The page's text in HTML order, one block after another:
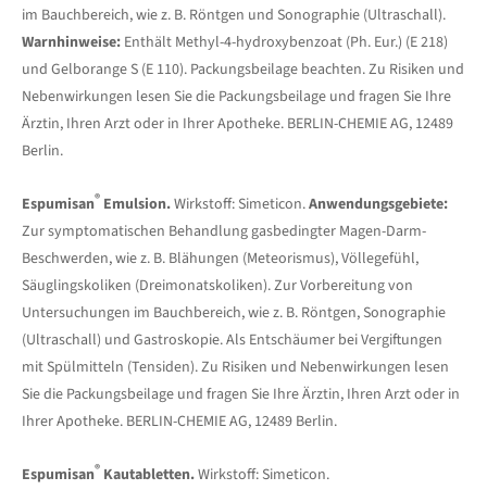
im Bauchbereich, wie z. B. Röntgen und Sonographie (Ultraschall).
Warnhinweise: Enthält Methyl-4-hydroxybenzoat (Ph. Eur.) (E 218)
und Gelborange S (E 110). Packungsbeilage beachten. Zu Risiken und
Nebenwirkungen lesen Sie die Packungsbeilage und fragen Sie Ihre
Ärztin, Ihren Arzt oder in Ihrer Apotheke. BERLIN-CHEMIE AG, 12489
Berlin.
Espumisan® Emulsion.Wirkstoff: Simeticon.Anwendungsgebiete:
Zur symptomatischen Behandlung gasbedingter Magen-Darm-
Beschwerden, wie z. B. Blähungen (Meteorismus), Völlegefühl,
Säuglingskoliken (Dreimonatskoliken). Zur Vorbereitung von
Untersuchungen im Bauchbereich, wie z. B. Röntgen, Sonographie
(Ultraschall) und Gastroskopie. Als Entschäumer bei Vergiftungen
mit Spülmitteln (Tensiden). Zu Risiken und Nebenwirkungen lesen
Sie die Packungsbeilage und fragen Sie Ihre Ärztin, Ihren Arzt oder in
Ihrer Apotheke. BERLIN-CHEMIE AG, 12489 Berlin.
Espumisan® Kautabletten.Wirkstoff: Simeticon.